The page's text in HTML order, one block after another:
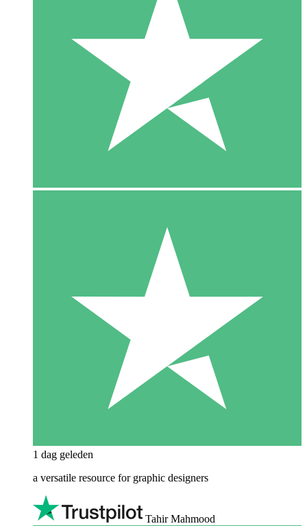
1 dag geleden
a versatile resource for graphic designers
Tahir Mahmood